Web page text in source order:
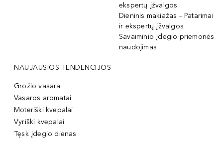
ekspertų įžvalgos
Dieninis makiažas – Patarimai
ir ekspertų įžvalgos
Savaiminio įdegio priemonės
naudojimas
NAUJAUSIOS TENDENCIJOS
Grožio vasara
Vasaros aromatai
Moteriški kvepalai
Vyriški kvepalai
Tęsk įdegio dienas